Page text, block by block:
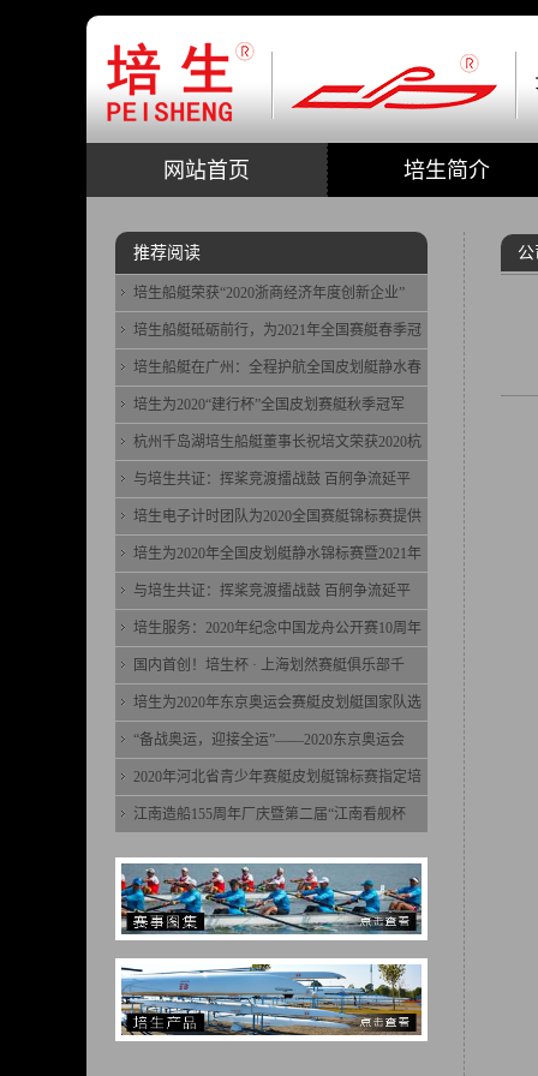
网站首页 培生简介
推荐阅读
培生船艇荣获“2020浙商经济年度创新企业”
培生船艇砥砺前行，为2021年全国赛艇春季冠
培生船艇在广州：全程护航全国皮划艇静水春
培生为2020“建行杯”全国皮划赛艇秋季冠军
杭州千岛湖培生船艇董事长祝培文荣获2020杭
与培生共证：挥桨竞渡擂战鼓 百舸争流延平
培生电子计时团队为2020全国赛艇锦标赛提供
培生为2020年全国皮划艇静水锦标赛暨2021年
与培生共证：挥桨竞渡擂战鼓 百舸争流延平
培生服务：2020年纪念中国龙舟公开赛10周年
国内首创！培生杯 · 上海划然赛艇俱乐部千
培生为2020年东京奥运会赛艇皮划艇国家队选
“备战奥运，迎接全运”——2020东京奥运会
2020年河北省青少年赛艇皮划艇锦标赛指定培
江南造船155周年厂庆暨第二届“江南看舰杯